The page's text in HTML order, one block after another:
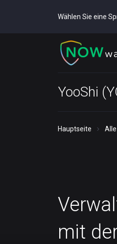
Wählen Sie eine
YooShi
Hauptseite
mit